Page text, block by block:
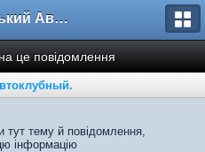
Український Автоклуб ВАЗ
це повідомлення
тут тему й повідомлення,
інформацію